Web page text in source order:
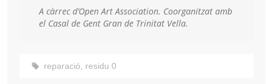
A càrrec d’Open Art Association. Coorganitzat amb
el Casal de Gent Gran de Trinitat Vella.
reparació, residu 0